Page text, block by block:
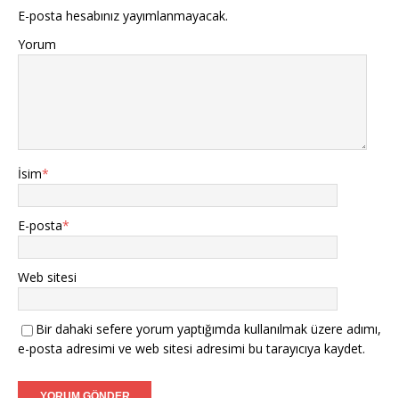
E-posta hesabınız yayımlanmayacak.
Yorum
İsim*
E-posta*
Web sitesi
Bir dahaki sefere yorum yaptığımda kullanılmak üzere adımı,
e-posta adresimi ve web sitesi adresimi bu tarayıcıya kaydet.